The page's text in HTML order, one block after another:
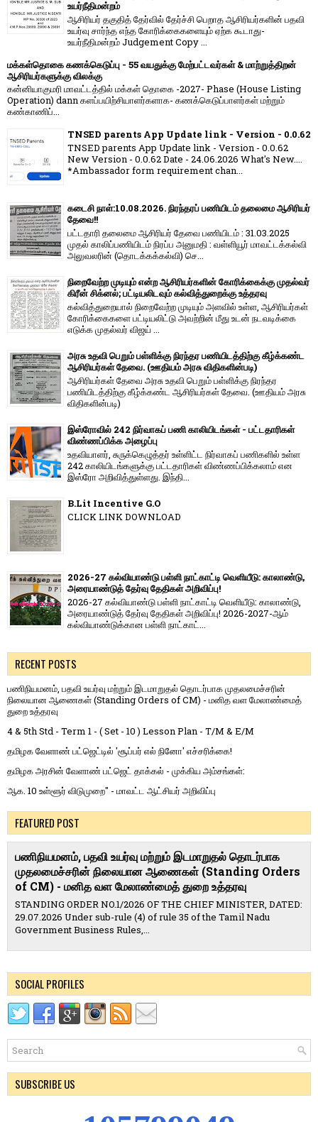
உயர்நீதிமன்றம்
ஆசிரியர் தகுதித் தேர்வில் தேர்ச்சி பெறாத ஆசிரியர்களின் பதவி
உயர்வு சார்ந்த எந்த கோரிக்கைகளையும் ஏற்க கூடாது-
உயர்நீதிமன்றம் Judgement Copy ...
மக்கள்தொகை கணக்கெடுப்பு - 55 வயதுக்கு மேற்பட்டவர்கள் & மாற்றுத்திறன்
ஆசிரியர்களுக்கு விலக்கு
கன்னியாகுமரி மாவட்டத்தில் மக்கள் தொகை -2027- Phase (House Listing
Operation) dann களப்பயிற்சியாளர்களாக- கணக்கெடுப்பாளர்கள் மற்றும்
கண்காணிப்...
TNSED parents App Update link - Version - 0.0.62
TNSED parents App Update link - Version - 0.0.62
New Version - 0.0.62 Date - 24.06.2026 What's New....
*Ambassador form requirement chan...
கடைசி நாள்:10.08.2026. நிரந்தரப் பணியிடம் தலைமை ஆசிரியர்
தேவை!!
பட்டதாரி தலைமை ஆசிரியர் தேவை பணியிடம் : 31.03.2025
முதல் காலிப்பணியிடம் நிரப்ப அனுமதி : வள்ளியூர் மாவட்டக்கல்வி
அலுவலரின் (தொடக்கக்கல்வி) செ...
நிறைவேற்ற முடியும் என்ற ஆசிரியர்களின் கோரிக்கைக்கு முதல்வர்
கிரீன் சிக்னல்; பட்டியலிடவும் கல்வித்துறைக்கு உத்தரவு
கல்வித்துறையால் நிறைவேற்ற முடியும் அளவில் உள்ள, ஆசிரியர்கள்
கோரிக்கைகளை பட்டியலிட்டு அவற்றின் மீது உடன் நடவடிக்கை
எடுக்க முதல்வர் விஜய் ...
அரசு உதவி பெறும் பள்ளிக்கு நிரந்தர பணியிடத்திற்கு கீழ்க்கண்ட
ஆசிரியர்கள் தேவை. (ஊதியம் அரசு விதிகளின்படி)
ஆசிரியர்கள் தேவை அரசு உதவி பெறும் பள்ளிக்கு நிரந்தர
பணியிடத்திற்கு கீழ்க்கண்ட ஆசிரியர்கள் தேவை. (ஊதியம் அரசு
விதிகளின்படி)
இஸ்ரோவில் 242 நிர்வாகப் பணி காலியிடங்கள் - பட்டதாரிகள்
விண்ணப்பிக்க அழைப்பு
உதவியாளர், சுருக்கெழுத்தர் உள்ளிட்ட நிர்வாகப் பணிகளில் உள்ள
242 காலியிடங்களுக்கு பட்டதாரிகள் விண்ணப்பிக்கலாம் என
இஸ்ரோ அறிவித்துள்ளது. இந்தி...
B.Lit Incentive G.O
CLICK LINK DOWNLOAD
2026-27 கல்வியாண்டு பள்ளி நாட்காட்டி வெளியீடு: காலாண்டு,
அரையாண்டுத் தேர்வு தேதிகள் அறிவிப்பு!
2026-27 கல்வியாண்டு பள்ளி நாட்காட்டி வெளியீடு: காலாண்டு,
அரையாண்டுத் தேர்வு தேதிகள் அறிவிப்பு! 2026-2027-ஆம்
கல்வியாண்டுக்கான பள்ளி நாட்காட்...
RECENT POSTS
பணிநியமனம், பதவி உயர்வு மற்றும் இடமாறுதல் தொடர்பாக முதலமைச்சரின்
நிலையான ஆணைகள் (Standing Orders of CM) - மனித வள மேலாண்மைத்
துறை உத்தரவு
4 & 5th Std - Term 1 - ( Set - 10 ) Lesson Plan - T/M & E/M
தமிழக வேளாண் பட்ஜெட்டில் 'சூப்பர் எல் நினோ' எச்சரிக்கை!
தமிழக அரசின் வேளாண் பட்ஜெட் தாக்கல் - முக்கிய அம்சங்கள்:
ஆக. 10 உள்ளூர் விடுமுறை" - மாவட்ட ஆட்சியர் அறிவிப்பு
FEATURED POST
பணிநியமனம், பதவி உயர்வு மற்றும் இடமாறுதல் தொடர்பாக
முதலமைச்சரின் நிலையான ஆணைகள் (Standing Orders
of CM) - மனித வள மேலாண்மைத் துறை உத்தரவு
STANDING ORDER NO.1/2026 OF THE CHIEF MINISTER, DATED:
29.07.2026 Under sub-rule (4) of rule 35 of the Tamil Nadu
Government Business Rules,...
SOCIAL PROFILES
SUBSCRIBE US